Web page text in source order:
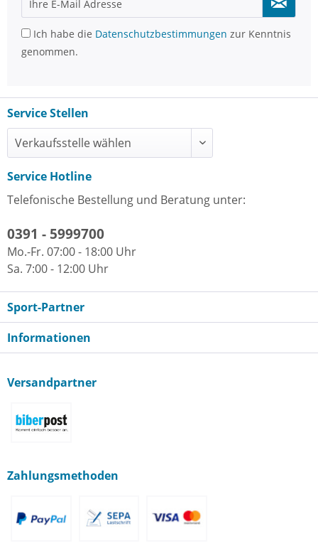
Ich habe die Datenschutzbestimmungen zur Kenntnis
genommen.
Service Stellen
Service Hotline
Telefonische Bestellung und Beratung unter:
0391 - 5999700
Mo.-Fr. 07:00 - 18:00 Uhr
Sa. 7:00 - 12:00 Uhr
Sport-Partner
Informationen
Versandpartner
Zahlungsmethoden